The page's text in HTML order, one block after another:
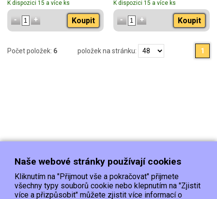
K dispozici 15 a více ks
Koupit
K dispozici 15 a více ks
Koupit
Počet položek: 6 položek na stránku: 1
Naše webové stránky používají cookies
Kliknutím na "Přijmout vše a pokračovat" přijmete
všechny typy souborů cookie nebo klepnutím na "Zjistit
více a přizpůsobit" můžete zjistit více informací o